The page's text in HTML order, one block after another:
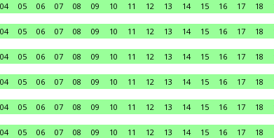
04 05 06 07 08 09 10 11 12 13 14 15 16 17 18
04 05 06 07 08 09 10 11 12 13 14 15 16 17 18
04 05 06 07 08 09 10 11 12 13 14 15 16 17 18
04 05 06 07 08 09 10 11 12 13 14 15 16 17 18
04 05 06 07 08 09 10 11 12 13 14 15 16 17 18
04 05 06 07 08 09 10 11 12 13 14 15 16 17 18